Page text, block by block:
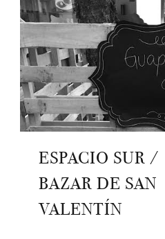
ESPACIO SUR /
BAZAR DE SAN
VALENTÍN